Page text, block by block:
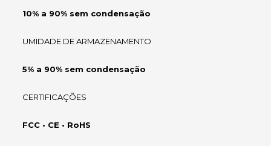
10% a 90% sem condensação
UMIDADE DE ARMAZENAMENTO
5% a 90% sem condensação
CERTIFICAÇÕES
FCC • CE • RoHS